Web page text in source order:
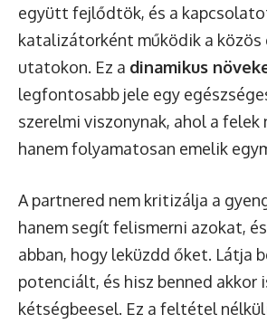
együtt fejlődtök, és a
katalizátorként működik a közös
utatokon. Ez a dinamikus
legfontosabb jele egy
szerelmi viszonynak, ahol a felek
hanem folyamatosan emelik
A partnered nem kritizálja a
hanem segít felismerni azokat,
abban, hogy leküzdd őket. Látja
potenciált, és hisz benned akkor
kétségbeesel. Ez a feltétel